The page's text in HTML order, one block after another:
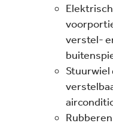
verstel-
Stuurwiel